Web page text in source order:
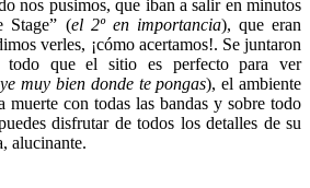
nos pusimos, que iban a salir en minutos
Stage” (el 2º en importancia), que eran
verles, ¡cómo acertamos!. Se juntaron
todo que el sitio es perfecto para ver
muy bien donde te pongas), el ambiente
muerte con todas las bandas y sobre todo
disfrutar de todos los detalles de su
alucinante.